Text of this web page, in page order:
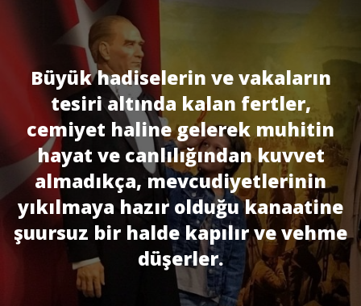
Büyük hadiselerin ve vakaların
tesiri altında kalan fertler,
cemiyet haline gelerek muhitin
hayat ve canlılığından kuvvet
almadıkça, mevcudiyetlerinin
yıkılmaya hazır olduğu kanaatine
şuursuz bir halde kapılır ve vehme
düşerler.